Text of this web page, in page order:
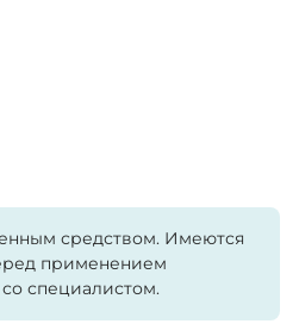
средством. Имеются
применением
специалистом.